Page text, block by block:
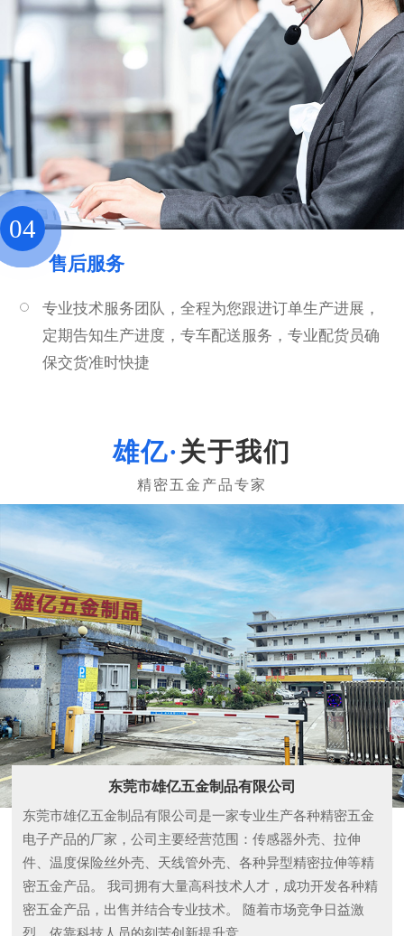
04
售后服务
专业技术服务团队，全程为您跟进订单生产进展，
定期告知生产进度，专车配送服务，专业配货员确
保交货准时快捷
关于我们
东莞市雄亿五金制品有限公司
东莞市雄亿五金制品有限公司是一家专业生产各种精密五金
电子产品的厂家，公司主要经营范围：传感器外壳、拉伸
件、温度保险丝外壳、天线管外壳、各种异型精密拉伸等精
密五金产品。 我司拥有大量高科技术人才，成功开发各种精
密五金产品，出售并结合专业技术。 随着市场竞争日益激